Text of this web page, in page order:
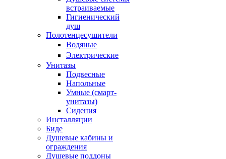
встраиваемые
Гигиенический
душ
Полотенцесушители
ㅤВодяные
ㅤЭлектрические
Унитазы
Подвесные
Напольные
Умные (смарт-
унитазы)
Сидения
Инсталляции
Биде
Душевые кабины и
ограждения
Душевые поддоны